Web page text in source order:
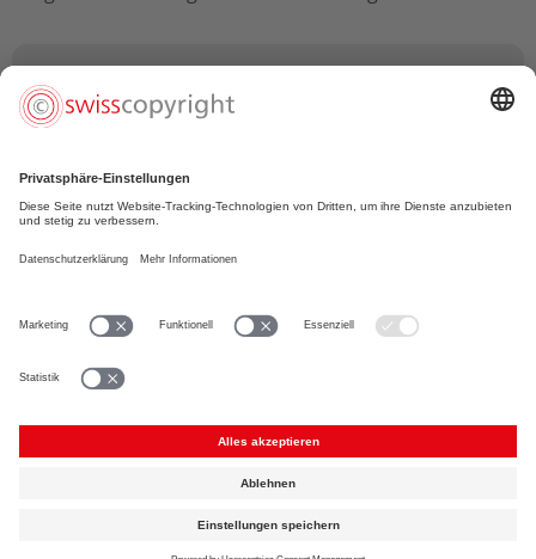
Sophie Toth (Produzentin)
«Die Zusammenarbeit mit Suissimage für effiziente
Professionalität, fördert Talente, ermöglicht uns
Image des Schweizer Films im In- und Ausland.»
Foto: © Lukas Maeder